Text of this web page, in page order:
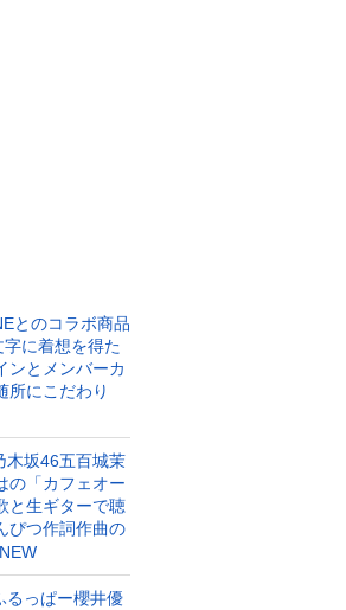
とのコラボ商品
字に着想を得た
ンとメンバーカ
所にこだわり
木坂46五百城茉
の「カフェオー
と生ギターで聴
ぴつ作詞作曲の
るっぱー櫻井優